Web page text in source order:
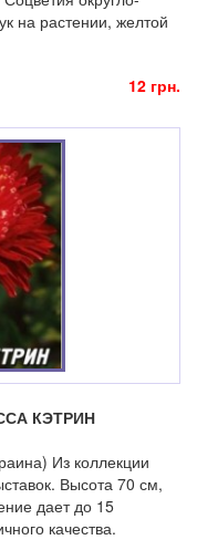
на растении, желтой
12 грн.
КЭТРИН
Из коллекции
Высота 70 см,
дает до 15
качества.